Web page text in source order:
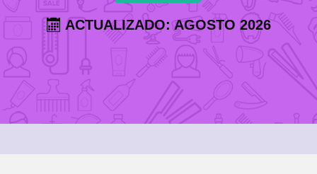
ACTUALIZADO: AGOSTO 2026